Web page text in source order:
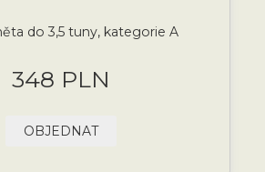
do 3,5 tuny, kategorie A
348 PLN
OBJEDNAT